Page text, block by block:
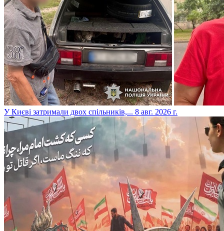
​У Києві затримали двох спільників,... 8 авг. 2026 г.